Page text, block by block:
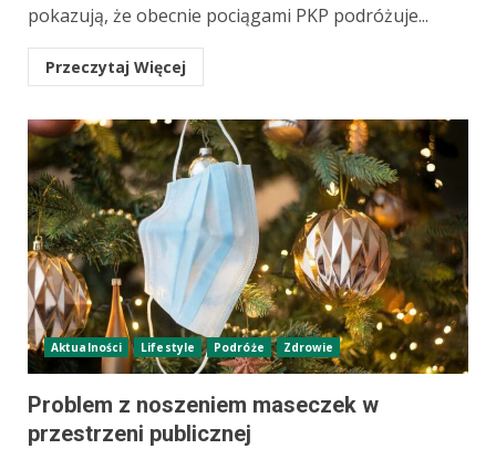
pokazują, że obecnie pociągami PKP podróżuje...
Przeczytaj Więcej
Aktualności Lifestyle Podróże Zdrowie
Problem z noszeniem maseczek w
przestrzeni publicznej